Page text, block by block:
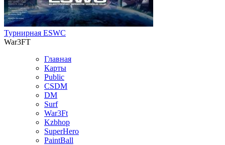
Турнирная ESWC
War3FT
Главная
Карты
Public
CSDM
DM
Surf
War3Ft
Kzbhop
SuperHero
PaintBall